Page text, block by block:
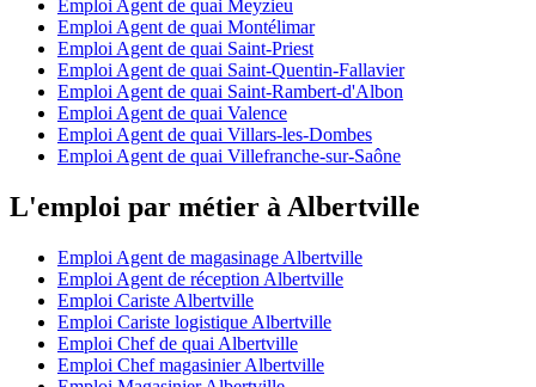
Emploi Agent de quai Meyzieu
Emploi Agent de quai Montélimar
Emploi Agent de quai Saint-Priest
Emploi Agent de quai Saint-Quentin-Fallavier
Emploi Agent de quai Saint-Rambert-d'Albon
Emploi Agent de quai Valence
Emploi Agent de quai Villars-les-Dombes
Emploi Agent de quai Villefranche-sur-Saône
L'emploi par métier à Albertville
Emploi Agent de magasinage Albertville
Emploi Agent de réception Albertville
Emploi Cariste Albertville
Emploi Cariste logistique Albertville
Emploi Chef de quai Albertville
Emploi Chef magasinier Albertville